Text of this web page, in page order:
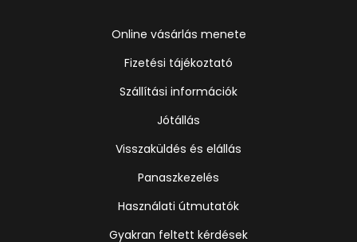
Online vásárlás menete
Fizetési tájékoztató
Szállítási információk
Jótállás
Visszaküldés és elállás
Panaszkezelés
Használati útmutatók
Gyakran feltett kérdések